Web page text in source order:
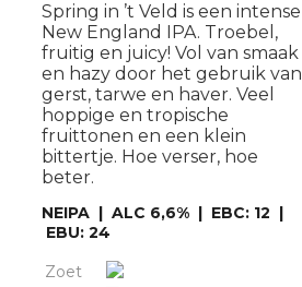
Spring in ’t Veld is een intense
New England IPA. Troebel,
fruitig en juicy! Vol van smaak
en hazy door het gebruik van
gerst, tarwe en haver. Veel
hoppige en tropische
fruittonen en een klein
bittertje. Hoe verser, hoe
beter.
NEIPA | ALC 6,6% | EBC: 12 |
EBU: 24
Zoet